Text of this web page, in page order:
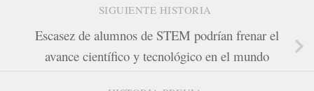
SIGUIENTE HISTORIA
Escasez de alumnos de STEM podrían frenar el
avance científico y tecnológico en el mundo